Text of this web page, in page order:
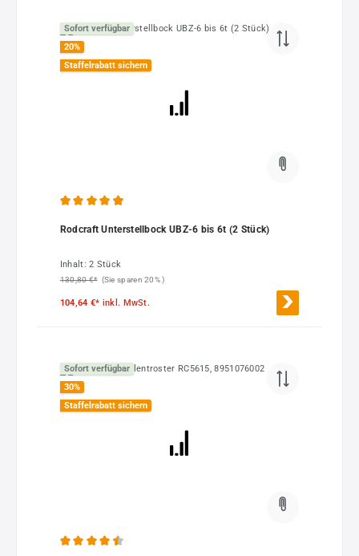
Sofort verfügbar
20%
Staffelrabatt sichern
Rodcraft Unterstellbock UBZ-6 bis 6t (2 Stück)
Inhalt:2 Stück
130,80 €* (Sie sparen 20% )
104,64 €* inkl. MwSt.
Sofort verfügbar
30%
Staffelrabatt sichern